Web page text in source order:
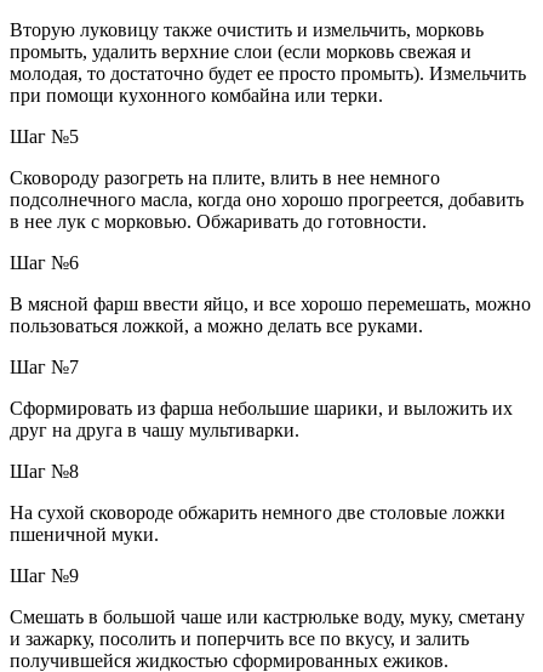
Вторую луковицу также очистить и измельчить, морковь
промыть, удалить верхние слои (если морковь свежая и
молодая, то достаточно будет ее просто промыть). Измельчить
при помощи кухонного комбайна или терки.
Шаг №5
Сковороду разогреть на плите, влить в нее немного
подсолнечного масла, когда оно хорошо прогреется, добавить
в нее лук с морковью. Обжаривать до готовности.
Шаг №6
В мясной фарш ввести яйцо, и все хорошо перемешать, можно
пользоваться ложкой, а можно делать все руками.
Шаг №7
Сформировать из фарша небольшие шарики, и выложить их
друг на друга в чашу мультиварки.
Шаг №8
На сухой сковороде обжарить немного две столовые ложки
пшеничной муки.
Шаг №9
Смешать в большой чаше или кастрюльке воду, муку, сметану
и зажарку, посолить и поперчить все по вкусу, и залить
получившейся жидкостью сформированных ежиков.